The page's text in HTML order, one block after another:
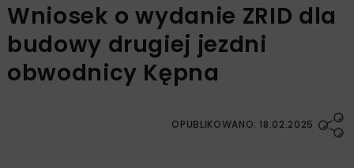
Wniosek o wydanie ZRID dla
budowy drugiej jezdni
obwodnicy Kępna
OPUBLIKOWANO: 18.02.2025